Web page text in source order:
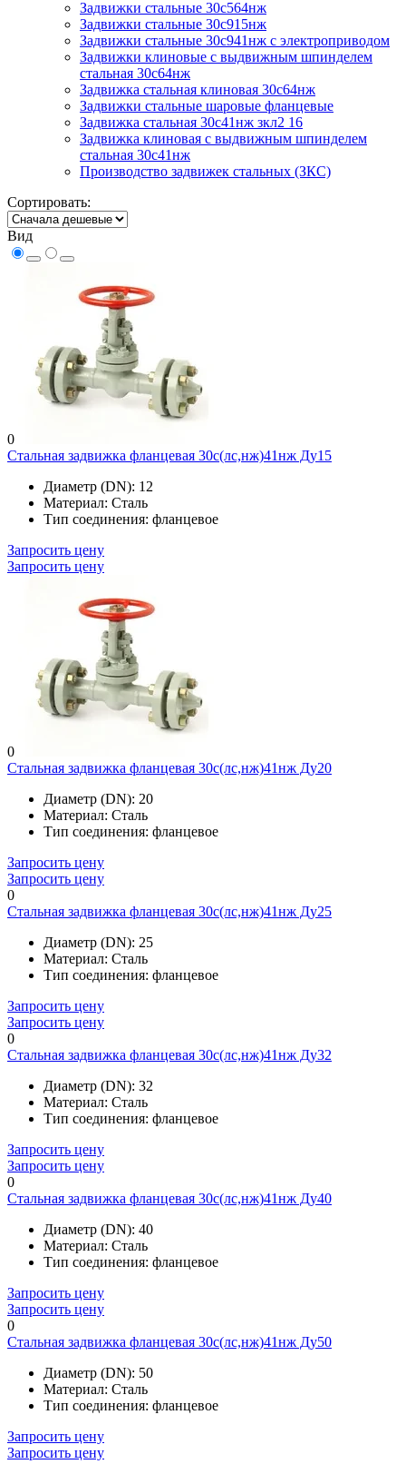
Задвижки стальные 30с564нж
Задвижки стальные 30с915нж
Задвижки стальные 30с941нж с электроприводом
Задвижки клиновые с выдвижным шпинделем
стальная 30с64нж
Задвижка стальная клиновая 30с64нж
Задвижки стальные шаровые фланцевые
Задвижка стальная 30с41нж зкл2 16
Задвижка клиновая с выдвижным шпинделем
стальная 30с41нж
Производство задвижек стальных (ЗКС)
Сортировать:
Вид
0
Стальная задвижка фланцевая 30с(лс,нж)41нж Ду15
Диаметр (DN): 12
Материал: Сталь
Тип соединения: фланцевое
Запросить цену
Запросить цену
0
Стальная задвижка фланцевая 30с(лс,нж)41нж Ду20
Диаметр (DN): 20
Материал: Сталь
Тип соединения: фланцевое
Запросить цену
Запросить цену
0
Стальная задвижка фланцевая 30с(лс,нж)41нж Ду25
Диаметр (DN): 25
Материал: Сталь
Тип соединения: фланцевое
Запросить цену
Запросить цену
0
Стальная задвижка фланцевая 30с(лс,нж)41нж Ду32
Диаметр (DN): 32
Материал: Сталь
Тип соединения: фланцевое
Запросить цену
Запросить цену
0
Стальная задвижка фланцевая 30с(лс,нж)41нж Ду40
Диаметр (DN): 40
Материал: Сталь
Тип соединения: фланцевое
Запросить цену
Запросить цену
0
Стальная задвижка фланцевая 30с(лс,нж)41нж Ду50
Диаметр (DN): 50
Материал: Сталь
Тип соединения: фланцевое
Запросить цену
Запросить цену